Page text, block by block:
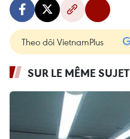
Theo dõi VietnamPlus
SUR LE MÊME SUJET